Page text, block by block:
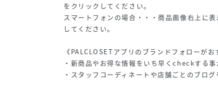
をクリックしてください。
スマートフォンの場合・・・商品画像右上に
してください。
《PALCLOSETアプリのブランドフォローがお
・新商品やお得な情報をいち早くcheckする事
・スタッフコーディネートや店舗ごとのブログ